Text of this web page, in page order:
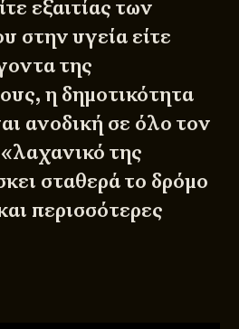
εξαιτίας των
στην υγεία είτε
της
η δημοτικότητα
ανοδική σε όλο τον
της
σταθερά το δρόμο
περισσότερες